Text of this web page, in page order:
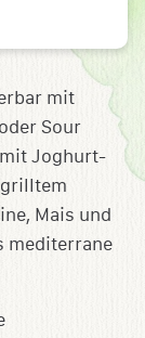
mit
Sour
mit Joghurt-
Mais und
mediterrane